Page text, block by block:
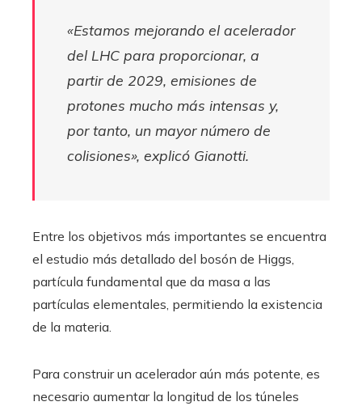
«Estamos mejorando el acelerador
del LHC para proporcionar, a
partir de 2029, emisiones de
protones mucho más intensas y,
por tanto, un mayor número de
colisiones», explicó Gianotti.
Entre los objetivos más importantes se encuentra
el estudio más detallado del bosón de Higgs,
partícula fundamental que da masa a las
partículas elementales, permitiendo la existencia
de la materia.
Para construir un acelerador aún más potente, es
necesario aumentar la longitud de los túneles